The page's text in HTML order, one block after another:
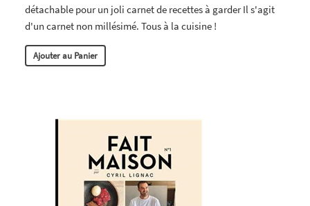
détachable pour un joli carnet de recettes à garder Il s'agit
d'un carnet non millésimé. Tous à la cuisine !
Ajouter au Panier